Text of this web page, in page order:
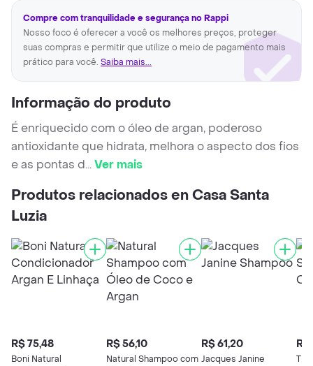
Compre com tranquilidade e segurança no Rappi
Nosso foco é oferecer a você os melhores preços, proteger
suas compras e permitir que utilize o meio de pagamento mais
prático para você. Saiba mais...
Informação do produto
É enriquecido com o óleo de argan, poderoso
antioxidante que hidrata, melhora o aspecto dos fios
e as pontas d...Ver mais
Produtos relacionados en Casa Santa
Luzia
R$ 75,48
Boni Natural
R$ 56,10
Natural Shampoo com
R$ 61,20
Jacques Janine
R$